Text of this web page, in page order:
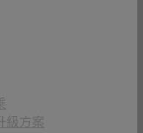
級方案